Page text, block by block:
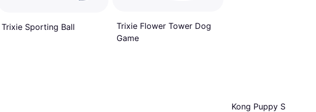
Trixie Sporting Ball
Trixie Flower Tower Dog
Game
Kong Puppy S